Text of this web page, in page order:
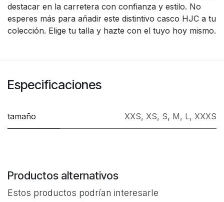
destacar en la carretera con confianza y estilo. No
esperes más para añadir este distintivo casco HJC a tu
colección. Elige tu talla y hazte con el tuyo hoy mismo.
Especificaciones
tamaño XXS, XS, S, M, L, XXXS
Productos alternativos
Estos productos podrían interesarle